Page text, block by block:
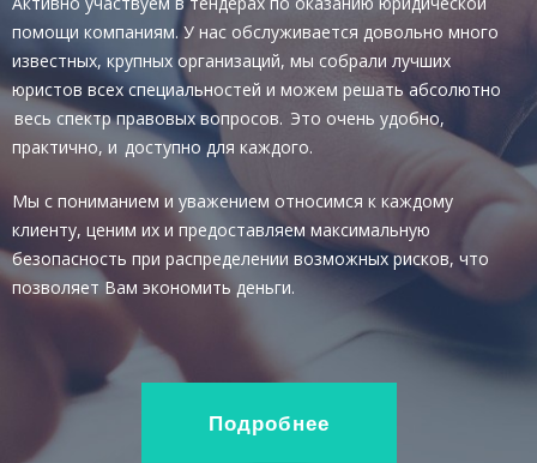
помощи компаниям. У нас обслуживается довольно много
известных, крупных организаций, мы собрали лучших
юристов всех специальностей и можем решать абсолютно
весь спектр правовых вопросов. Это очень удобно,
практично, и доступно для каждого.
Мы с пониманием и уважением относимся к каждому
клиенту, ценим их и предоставляем максимальную
безопасность при распределении возможных рисков, что
позволяет Вам экономить деньги.
Подробнее